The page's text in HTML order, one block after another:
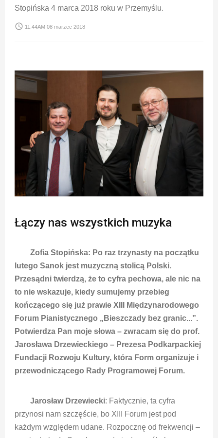
Stopińska 4 marca 2018 roku w Przemyślu.
access_time 11:44AM 08 marzec 2018
Łączy nas wszystkich muzyka
Zofia Stopińska: Po raz trzynasty na początku
lutego Sanok jest muzyczną stolicą Polski.
Przesądni twierdzą, że to cyfra pechowa, ale nic na
to nie wskazuje, kiedy sumujemy przebieg
kończącego się już prawie XIII Międzynarodowego
Forum Pianistycznego „Bieszczady bez granic...”.
Potwierdza Pan moje słowa – zwracam się do prof.
Jarosława Drzewieckiego – Prezesa Podkarpackiej
Fundacji Rozwoju Kultury, która Form organizuje i
przewodniczącego Rady Programowej Forum.
Jarosław Drzewiecki: Faktycznie, ta cyfra
przynosi nam szczęście, bo XIII Forum jest pod
każdym względem udane. Rozpocznę od frekwencji –